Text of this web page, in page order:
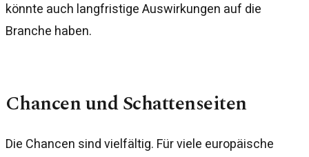
könnte auch langfristige Auswirkungen auf die
Branche haben.
Chancen und Schattenseiten
Die Chancen sind vielfältig. Für viele europäische